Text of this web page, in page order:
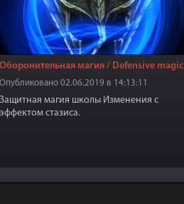
Оборонительная магия / Defensive magic
Опубликовано 02.06.2019 в 14:13:11
Защитная магия школы Изменения с
эффектом стазиса.